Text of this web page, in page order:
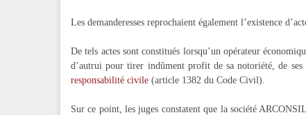
Les demanderesses reprochaient également l’existence
De tels actes sont constitués lorsqu’un opérateur
d’autrui pour tirer indûment profit de sa notoriété, de
responsabilité civile (article 1382 du Code Civil).
Sur ce point, les juges constatent que la société